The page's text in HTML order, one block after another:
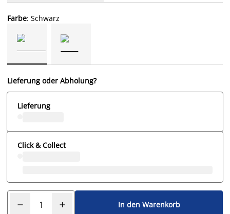
Farbe: Schwarz
Lieferung oder Abholung?
Lieferung
Click & Collect
In den Warenkorb